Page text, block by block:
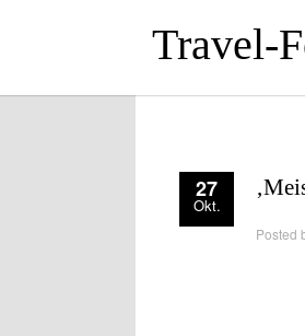
Travel-
27
Okt.
Posted